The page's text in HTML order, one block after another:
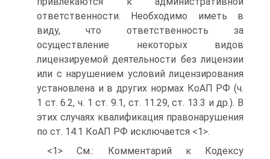
ответственности. Необходимо иметь в
виду, что ответственность за
осуществление некоторых видов
лицензируемой деятельности без лицензии
или с нарушением условий лицензирования
установлена и в других нормах КоАП РФ (ч.
1 ст. 6.2, ч. 1 ст. 9.1, ст. 11.29, ст. 13.3 и др.). В
этих случаях квалификация правонарушения
по ст. 14.1 КоАП РФ исключается <1>.
<1> См.: Комментарий к Кодексу